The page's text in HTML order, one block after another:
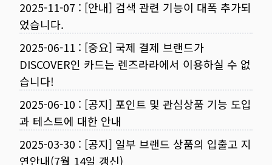
2025-11-07 : [안내] 검색 관련 기능이 대폭 추가되
었습니다.
2025-06-11 : [중요] 국제 결제 브랜드가
DISCOVER인 카드는 렌즈라라에서 이용하실 수 없
습니다!
2025-06-10 : [공지] 포인트 및 관심상품 기능 도입
과 테스트에 대한 안내
2025-03-30 : [공지] 일부 브랜드 상품의 입출고 지
연안내(7월 14일 갱신)